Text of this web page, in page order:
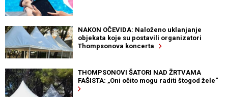
NAKON OČEVIDA: Naloženo uklanjanje
objekata koje su postavili organizatori
Thompsonova koncerta
THOMPSONOVI ŠATORI NAD ŽRTVAMA
FAŠISTA: „Oni očito mogu raditi štogod žele“